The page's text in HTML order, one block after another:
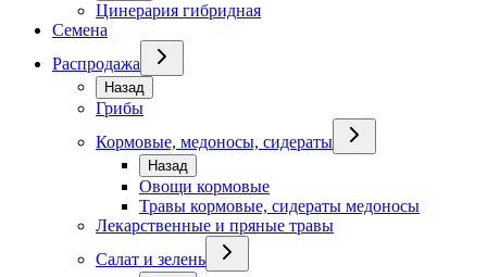
Цинерария гибридная
Семена
Распродажа
Назад
Грибы
Кормовые, медоносы, сидераты
Назад
Овощи кормовые
Травы кормовые, сидераты медоносы
Лекарственные и пряные травы
Салат и зелень